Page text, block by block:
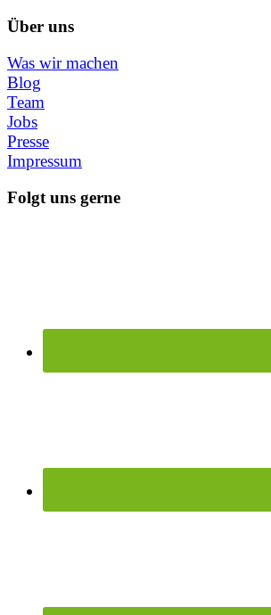
Über uns
Was wir machen
Blog
Team
Jobs
Presse
Impressum
Folgt uns gerne